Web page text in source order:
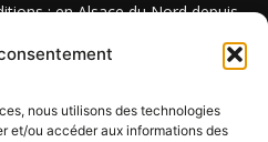
nous utilisons des technologies
et/ou accéder aux informations des
: en Alsace du Nord depuis
Molsheim-Erstein depuis
et Plaine depuis 2023.